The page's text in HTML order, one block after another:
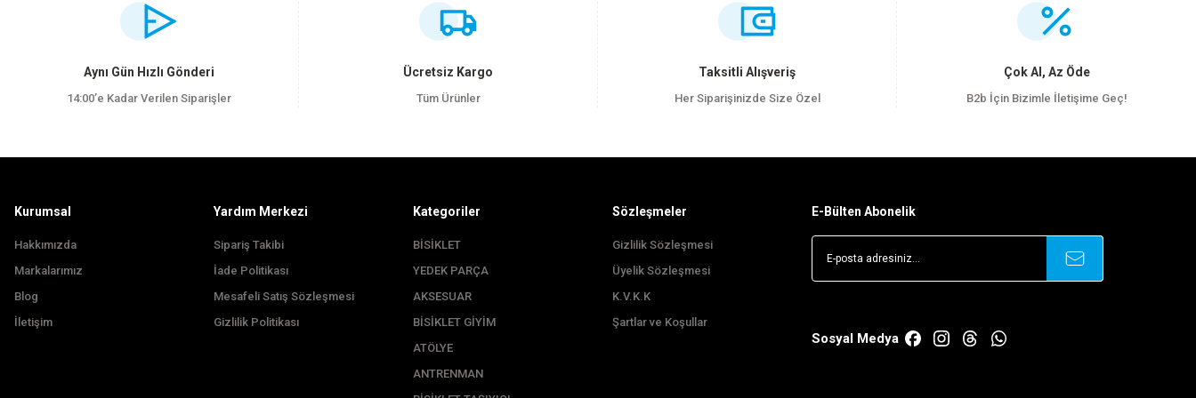
Görüş ve önerileriniz için teşekkür ederiz.
Ürün açıklamasında eksik bilgiler bulunuyor.
Ürün bilgilerinde hatalar bulunuyor.
Aynı Gün Hızlı Gönderi
14:00’e Kadar Verilen Siparişler
Ücretsiz Kargo
Tüm Ürünler
Taksitli Alışveriş
Her Siparişinizde Size Özel
Çok Al, Az Öde
B2b İçin Bizimle İletişime Geç!
Kurumsal
Hakkımızda
Markalarımız
Blog
İletişim
Yardım Merkezi
Sipariş Takibi
İade Politikası
Mesafeli Satış Sözleşmesi
Gizlilik Politikası
Kategoriler
BİSİKLET
YEDEK PARÇA
AKSESUAR
BİSİKLET GİYİM
ATÖLYE
ANTRENMAN
Sözleşmeler
Gizlilik Sözleşmesi
Üyelik Sözleşmesi
K.V.K.K
Şartlar ve Koşullar
E-Bülten Abonelik
Sosyal Medya